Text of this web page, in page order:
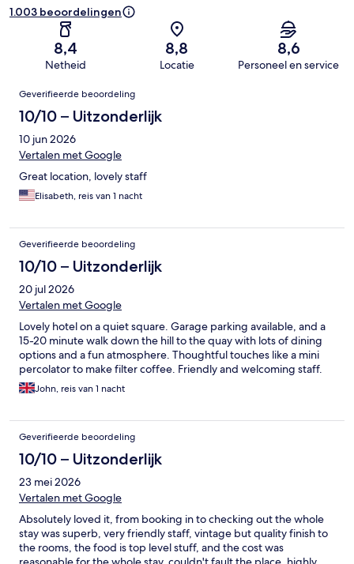
1.003 beoordelingen
8,4
Netheid
8,8
Locatie
8,6
Personeel en service
Beoordelingen
Geverifieerde beoordeling
10/10 – Uitzonderlijk
10 jun 2026
Vertalen met Google
Great location, lovely staff
Elisabeth, reis van 1 nacht
Geverifieerde beoordeling
10/10 – Uitzonderlijk
20 jul 2026
Vertalen met Google
Lovely hotel on a quiet square. Garage parking available, and a
15-20 minute walk down the hill to the quay with lots of dining
options and a fun atmosphere. Thoughtful touches like a mini
percolator to make filter coffee. Friendly and welcoming staff.
John, reis van 1 nacht
Geverifieerde beoordeling
10/10 – Uitzonderlijk
23 mei 2026
Vertalen met Google
Absolutely loved it, from booking in to checking out the whole
stay was superb, very friendly staff, vintage but quality finish to
the rooms, the food is top level stuff, and the cost was